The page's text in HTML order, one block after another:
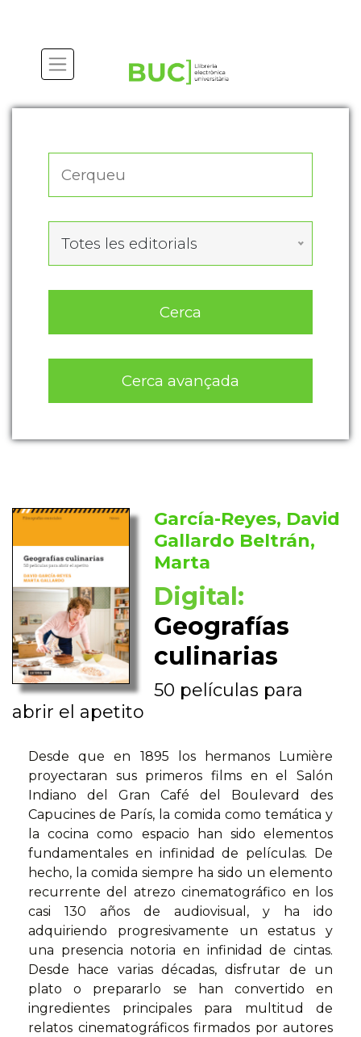
Totes les editorials
Cerca
Cerca avançada
García-Reyes, David
Gallardo Beltrán,
Marta
Digital:
Geografías
culinarias
50 películas para
abrir el apetito
Desde que en 1895 los hermanos Lumière
proyectaran sus primeros films en el Salón
Indiano del Gran Café del Boulevard des
Capucines de París, la comida como temática y
la cocina como espacio han sido elementos
fundamentales en infinidad de películas. De
hecho, la comida siempre ha sido un elemento
recurrente del atrezo cinematográfico en los
casi 130 años de audiovisual, y ha ido
adquiriendo progresivamente un estatus y
una presencia notoria en infinidad de cintas.
Desde hace varias décadas, disfrutar de un
plato o prepararlo se han convertido en
ingredientes principales para multitud de
relatos cinematográficos firmados por autores